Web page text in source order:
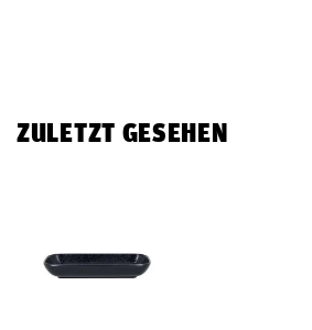
ZULETZT GESEHEN